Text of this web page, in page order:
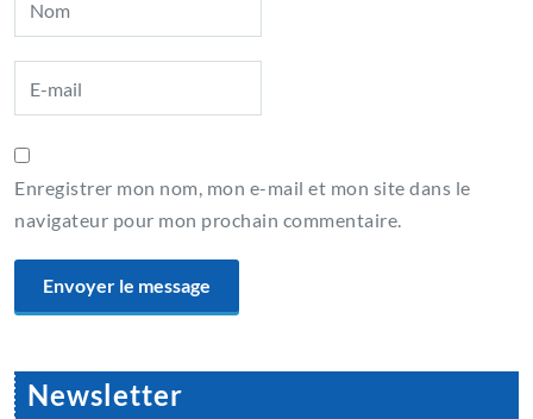
Enregistrer mon nom, mon e-mail et mon site dans le
navigateur pour mon prochain commentaire.
Newsletter